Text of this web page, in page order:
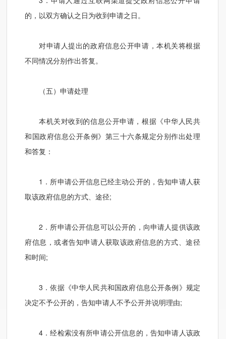
的，以双方确认之日为收到申请之日。
对申请人提出的政府信息公开申请，本机关将根据
不同情况分别作出答复。
（五）申请处理
本机关对收到的信息公开申请，根据《中华人民共
和国政府信息公开条例》第三十六条规定分别作出处理
和答复：
1．所申请公开信息已经主动公开的，告知申请人获
取该政府信息的方式、途径;
2．所申请公开信息可以公开的，向申请人提供该政
府信息，或者告知申请人获取该政府信息的方式、途径
和时间;
3．依据《中华人民共和国政府信息公开条例》规定
决定不予公开的，告知申请人不予公开并说明理由;
4．经检索没有所申请公开信息的，告知申请人该政